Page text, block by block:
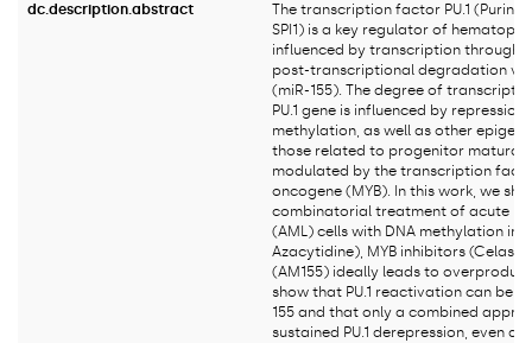
dc.description.abstract
The transcription factor PU.1
SPI1) is a key regulator of
influenced by transcription through
post-transcriptional degradation via
(miR-155). The degree of
PU.1 gene is influenced by repression
methylation, as well as other
those related to progenitor
modulated by the transcription
oncogene (MYB). In this work, we
combinatorial treatment of acute
(AML) cells with DNA methylation
Azacytidine), MYB inhibitors
(AM155) ideally leads to
show that PU.1 reactivation can be
155 and that only a combined
sustained PU.1 derepression, even at